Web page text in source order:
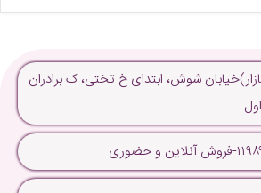
منطقه ۱۲(بازار)خیابان شوش، ابتدای خ تختی، ک برادران